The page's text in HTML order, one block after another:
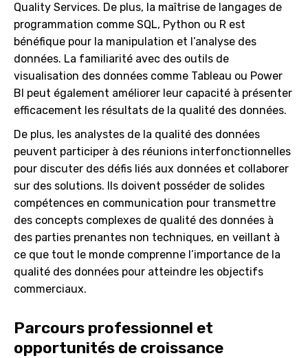
Quality Services. De plus, la maîtrise de langages de
programmation comme SQL, Python ou R est
bénéfique pour la manipulation et l’analyse des
données. La familiarité avec des outils de
visualisation des données comme Tableau ou Power
BI peut également améliorer leur capacité à présenter
efficacement les résultats de la qualité des données.
De plus, les analystes de la qualité des données
peuvent participer à des réunions interfonctionnelles
pour discuter des défis liés aux données et collaborer
sur des solutions. Ils doivent posséder de solides
compétences en communication pour transmettre
des concepts complexes de qualité des données à
des parties prenantes non techniques, en veillant à
ce que tout le monde comprenne l’importance de la
qualité des données pour atteindre les objectifs
commerciaux.
Parcours professionnel et
opportunités de croissance